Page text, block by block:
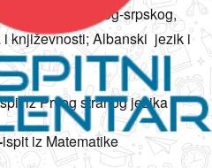
ispit iz Crnogorskog-srpskog,
književnosti; Albanski jezik i
iz Prvog stranog jezika
ispit iz Matematike